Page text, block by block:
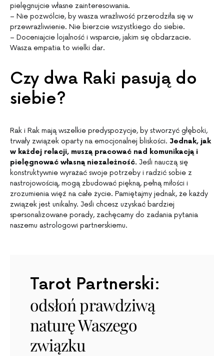
pielęgnujcie własne zainteresowania.
– Nie pozwólcie, by wasza wrażliwość przerodziła się w
przewrażliwienie. Nie bierzcie wszystkiego do siebie.
– Doceniajcie lojalność i wsparcie, jakim się obdarzacie.
Wasza empatia to wielki dar.
Czy dwa Raki pasują do
siebie?
Rak i Rak mają wszelkie predyspozycje, by stworzyć głęboki,
trwały związek oparty na emocjonalnej bliskości. Jednak, jak
w każdej relacji, muszą pracować nad komunikacją i
pielęgnować własną niezależność. Jeśli nauczą się
konstruktywnie wyrażać swoje potrzeby i radzić sobie z
nastrojowością, mogą zbudować piękną, pełną miłości i
zrozumienia więź na całe życie. Pamiętajmy jednak, że każdy
związek jest unikalny. Jeśli chcesz uzyskać bardziej
spersonalizowane porady, zachęcamy do zadania pytania
naszemu astrologowi partnerskiemu.
Tarot Partnerski:
odsłoń prawdziwą
naturę Waszego
związku